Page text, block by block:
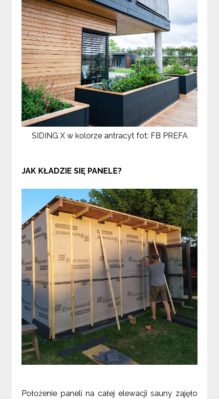
SIDING X w kolorze antracyt fot: FB PREFA
JAK KŁADZIE SIĘ PANELE?
Położenie paneli na całej elewacji sauny zajęło